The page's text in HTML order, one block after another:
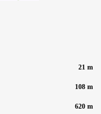
21 m
108 m
620 m